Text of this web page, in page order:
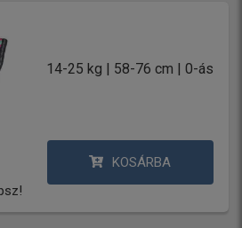
14-25 kg | 58-76 cm | 0-ás
KOSÁRBA